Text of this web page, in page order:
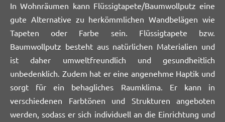
In Wohnräumen kann Flüssigtapete/Baumwollputz eine
gute Alternative zu herkömmlichen Wandbelägen wie
Tapeten oder Farbe sein. Flüssigtapete bzw.
Baumwollputz besteht aus natürlichen Materialien und
ist daher umweltfreundlich und gesundheitlich
unbedenklich. Zudem hat er eine angenehme Haptik und
sorgt für ein behagliches Raumklima. Er kann in
verschiedenen Farbtönen und Strukturen angeboten
werden, sodass er sich individuell an die Einrichtung und